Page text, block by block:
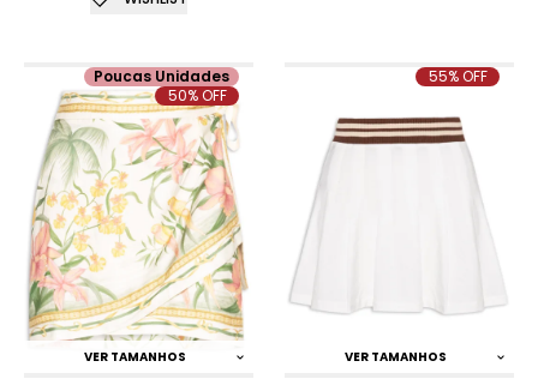
VER TAMANHOS
Poucas Unidades
50% OFF
VER TAMANHOS
55% OFF